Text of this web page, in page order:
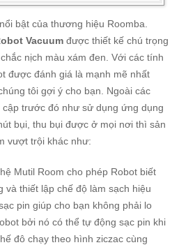
bật của thương hiệu Roomba.
Vacuum được thiết kế chú trọng
nịch màu xám đen. Với các tính
được đánh giá là mạnh mẽ nhất
tôi gợi ý cho bạn. Ngoài các
trước đó như sử dụng ứng dụng
bụi, thu bụi được ở mọi nơi thì sản
vượt trội khác như:
Mutil Room cho phép Robot biết
và thiết lập chế độ làm sạch hiệu
pin giúp cho bạn không phải lo
bởi nó có thể tự động sạc pin khi
đô chạy theo hình ziczac cùng